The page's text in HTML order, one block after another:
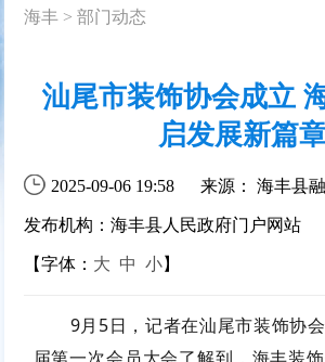
海丰 >部门动态
汕尾市装饰协会成立
启发展新篇
2025-09-06 19:58 来源： 海丰县
发布机构：海丰县人民政府门户网站
【字体： 大 中 小】
9月5日，记者在汕尾市装饰协